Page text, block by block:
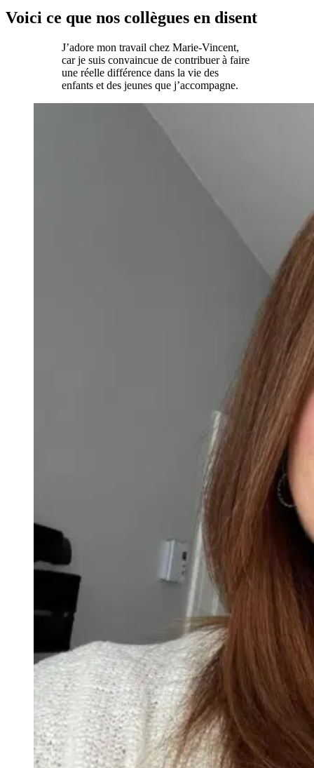
Voici ce que nos collègues en disent
J’adore mon travail chez Marie-Vincent,
car je suis convaincue de contribuer à faire
une réelle différence dans la vie des
enfants et des jeunes que j’accompagne.